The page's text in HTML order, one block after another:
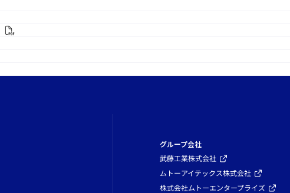
グループ会社
武藤工業株式会社
ムトーアイテックス株式会社
株式会社ムトーエンタープライズ